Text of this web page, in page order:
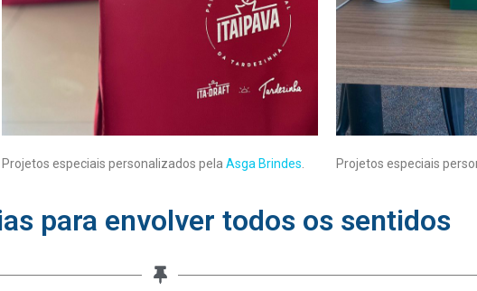
Projetos especiais personalizados pela Asga Brindes Projetos especiais
para envolver todos os sentidos